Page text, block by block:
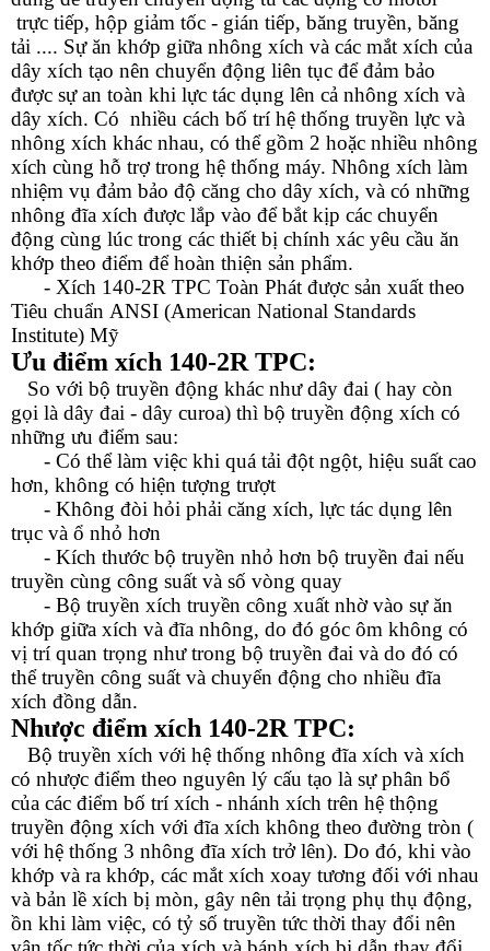
trực tiếp, hộp giảm tốc - gián tiếp, băng truyền, băng
tải .... Sự ăn khớp giữa nhông xích và các mắt xích của
dây xích tạo nên chuyển động liên tục để đảm bảo
được sự an toàn khi lực tác dụng lên cả nhông xích và
dây xích. Có nhiều cách bố trí hệ thống truyền lực và
nhông xích khác nhau, có thể gồm 2 hoặc nhiều nhông
xích cùng hỗ trợ trong hệ thống máy. Nhông xích làm
nhiệm vụ đảm bảo độ căng cho dây xích, và có những
nhông đĩa xích được lắp vào để bắt kịp các chuyển
động cùng lúc trong các thiết bị chính xác yêu cầu ăn
khớp theo điểm để hoàn thiện sản phẩm.
- Xích 140-2R TPC Toàn Phát được sản xuất theo
Tiêu chuẩn ANSI (American National Standards
Institute) Mỹ
Ưu điểm xích 140-2R TPC:
So với bộ truyền động khác như dây đai ( hay còn
gọi là dây đai - dây curoa) thì bộ truyền động xích có
những ưu điểm sau:
- Có thể làm việc khi quá tải đột ngột, hiệu suất cao
hơn, không có hiện tượng trượt
- Không đòi hỏi phải căng xích, lực tác dụng lên
trục và ổ nhỏ hơn
- Kích thước bộ truyền nhỏ hơn bộ truyền đai nếu
truyền cùng công suất và số vòng quay
- Bộ truyền xích truyền công xuất nhờ vào sự ăn
khớp giữa xích và đĩa nhông, do đó góc ôm không có
vị trí quan trọng như trong bộ truyền đai và do đó có
thể truyền công suất và chuyển động cho nhiều đĩa
xích đồng dẫn.
Nhược điểm xích 140-2R TPC:
Bộ truyền xích với hệ thống nhông đĩa xích và xích
có nhược điểm theo nguyên lý cấu tạo là sự phân bổ
của các điểm bố trí xích - nhánh xích trên hệ thộng
truyền động xích với đĩa xích không theo đường tròn (
với hệ thống 3 nhông đĩa xích trở lên). Do đó, khi vào
khớp và ra khớp, các mắt xích xoay tương đối với nhau
và bản lề xích bị mòn, gây nên tải trọng phụ thụ động,
ồn khi làm việc, có tỷ số truyền tức thời thay đổi nên